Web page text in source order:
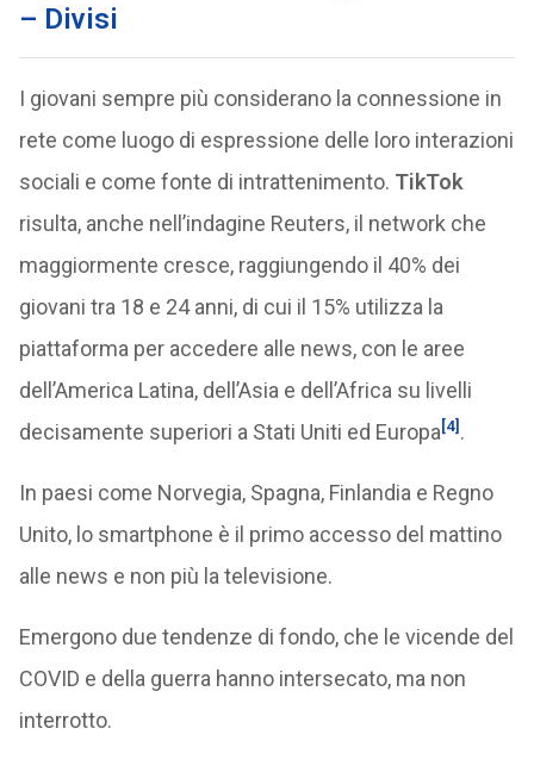
– Divisi
I giovani sempre più considerano la connessione in
rete come luogo di espressione delle loro interazioni
sociali e come fonte di intrattenimento. TikTok
risulta, anche nell’indagine Reuters, il network che
maggiormente cresce, raggiungendo il 40% dei
giovani tra 18 e 24 anni, di cui il 15% utilizza la
piattaforma per accedere alle news, con le aree
dell’America Latina, dell’Asia e dell’Africa su livelli
decisamente superiori a Stati Uniti ed Europa[4] .
In paesi come Norvegia, Spagna, Finlandia e Regno
Unito, lo smartphone è il primo accesso del mattino
alle news e non più la televisione.
Emergono due tendenze di fondo, che le vicende del
COVID e della guerra hanno intersecato, ma non
interrotto.